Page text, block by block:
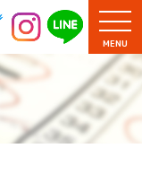
MENU